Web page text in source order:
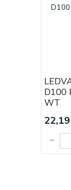
D100
WT